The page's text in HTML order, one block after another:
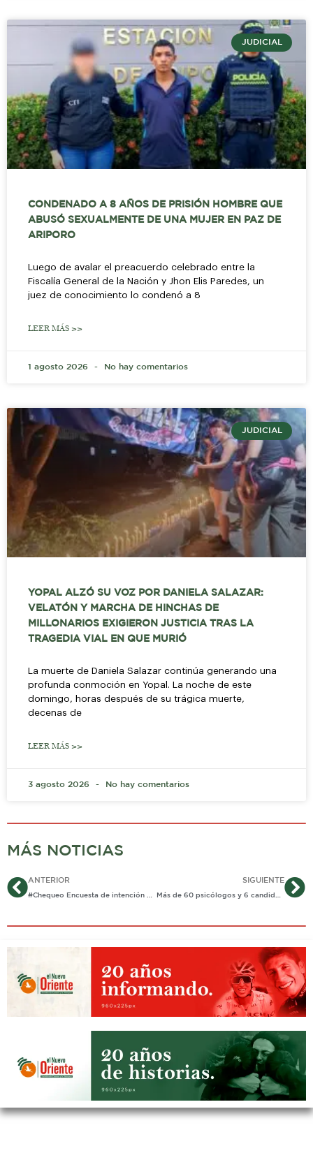
JUDICIAL
CONDENADO A 8 AÑOS DE PRISIÓN HOMBRE QUE
ABUSÓ SEXUALMENTE DE UNA MUJER EN PAZ DE
ARIPORO
Luego de avalar el preacuerdo celebrado entre la
Fiscalía General de la Nación y Jhon Elis Paredes, un
juez de conocimiento lo condenó a 8
LEER MÁS >>
1 agosto 2026 No hay comentarios
JUDICIAL
YOPAL ALZÓ SU VOZ POR DANIELA SALAZAR:
VELATÓN Y MARCHA DE HINCHAS DE
MILLONARIOS EXIGIERON JUSTICIA TRAS LA
TRAGEDIA VIAL EN QUE MURIÓ
La muerte de Daniela Salazar continúa generando una
profunda conmoción en Yopal. La noche de este
domingo, horas después de su trágica muerte,
decenas de
LEER MÁS >>
3 agosto 2026 No hay comentarios
MÁS NOTICIAS
AntANTERIOR SIGUIENTE